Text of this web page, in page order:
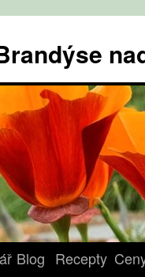
Blog Recepty